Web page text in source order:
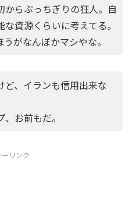
からぶっちぎりの狂人。自
資源くらいに考えてる。
がなんぼかマシやな。
ど、イランも信用出来な
お前もだ。
リンク